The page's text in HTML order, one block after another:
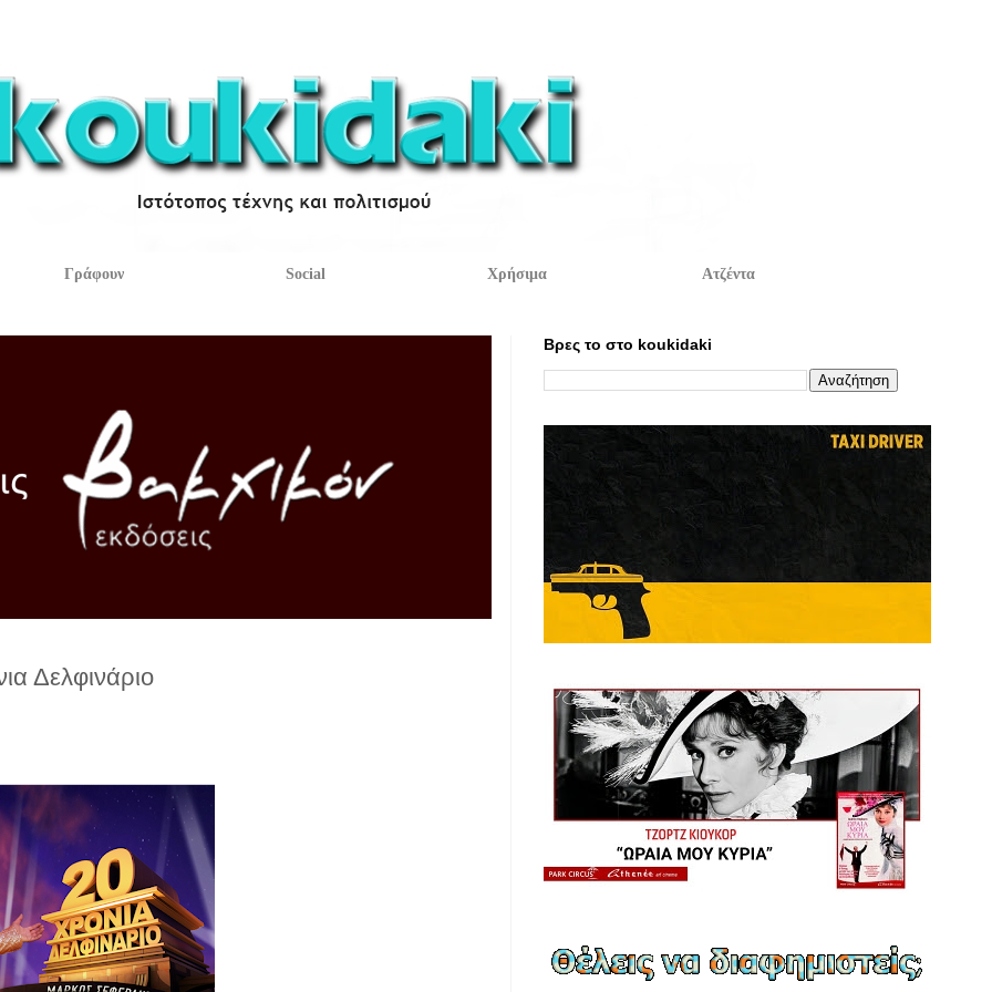
Γράφουν Social Χρήσιμα Ατζέντα
Δελφινάριο
Βρες το στο koukidaki